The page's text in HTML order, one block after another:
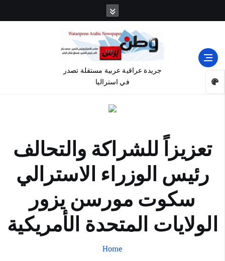
جريدة عراقية عربية مستقلة تصدر
في استراليا
تعزيزاً للشراكة والتحالف
رئيس الوزراء الاسترالي
سكوت مورسن يزور
الولايات المتحدة الأمريكية
Home